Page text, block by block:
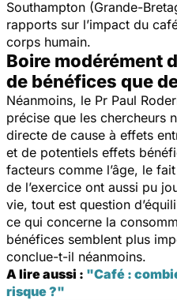
Southampton (Grande-
rapports sur l’impact du
corps humain.
Boire modérément
de bénéfices que
Néanmoins, le Pr Paul
précise que les chercheurs
directe de cause à effets
et de potentiels effets
facteurs comme l’âge, le
de l’exercice ont aussi pu
vie, tout est question
ce qui concerne la
bénéfices semblent plus
conclue-t-il néanmoins.
A lire aussi : "Café :
risque ?"